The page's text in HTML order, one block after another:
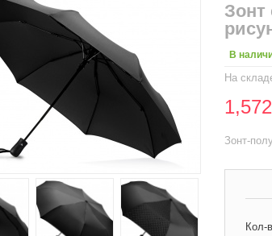
В
На
Зонт-
Кол-